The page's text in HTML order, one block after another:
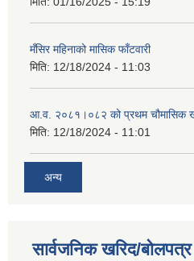
मँसिर महिनाको मासिक फाँटवारी
मिति: 12/18/2024 - 11:03
आ.व. २०८१।०८२ को प्रथम चौमासिक
मिति: 12/18/2024 - 11:01
अन्य
सार्वजनिक खरिद/